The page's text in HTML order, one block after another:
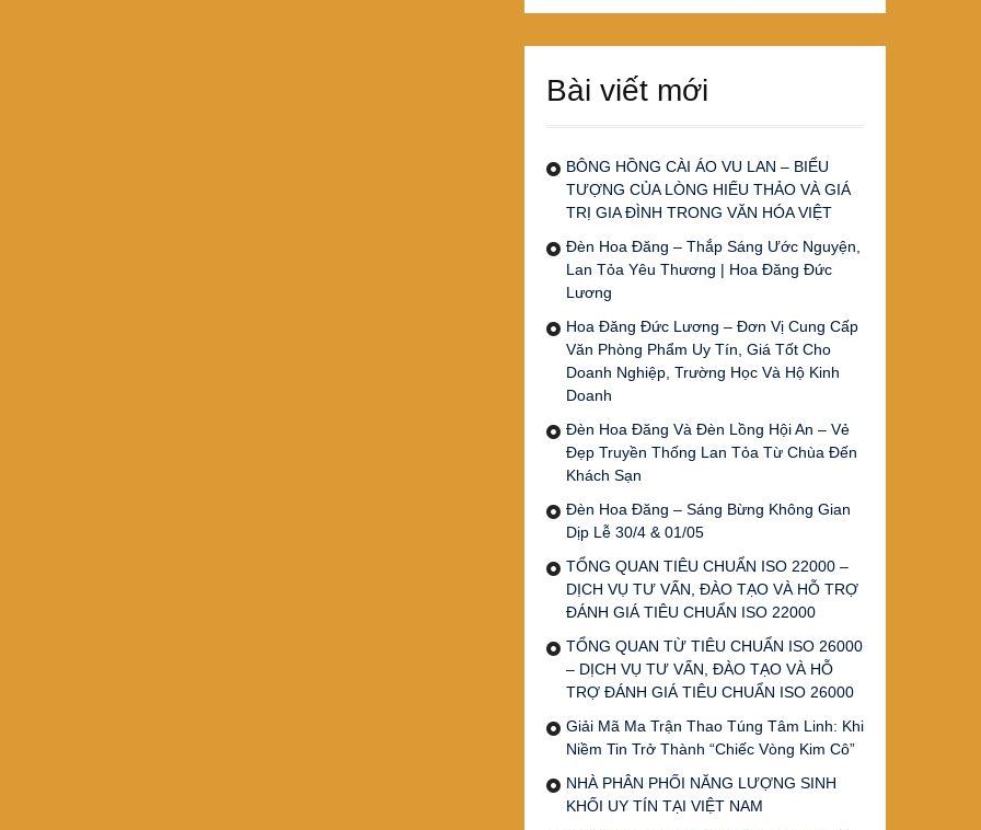
Bài viết mới
BÔNG HỒNG CÀI ÁO VU LAN – BIỂU
TƯỢNG CỦA LÒNG HIẾU THẢO VÀ GIÁ
TRỊ GIA ĐÌNH TRONG VĂN HÓA VIỆT
Đèn Hoa Đăng – Thắp Sáng Ước Nguyện,
Lan Tỏa Yêu Thương | Hoa Đăng Đức
Lương
Hoa Đăng Đức Lương – Đơn Vị Cung Cấp
Văn Phòng Phẩm Uy Tín, Giá Tốt Cho
Doanh Nghiệp, Trường Học Và Hộ Kinh
Doanh
Đèn Hoa Đăng Và Đèn Lồng Hội An – Vẻ
Đẹp Truyền Thống Lan Tỏa Từ Chùa Đến
Khách Sạn
Đèn Hoa Đăng – Sáng Bừng Không Gian
Dịp Lễ 30/4 & 01/05
TỔNG QUAN TIÊU CHUẨN ISO 22000 –
DỊCH VỤ TƯ VẤN, ĐÀO TẠO VÀ HỖ TRỢ
ĐÁNH GIÁ TIÊU CHUẨN ISO 22000
TỔNG QUAN TỪ TIÊU CHUẨN ISO 26000
– DỊCH VỤ TƯ VẤN, ĐÀO TẠO VÀ HỖ
TRỢ ĐÁNH GIÁ TIÊU CHUẨN ISO 26000
Giải Mã Ma Trận Thao Túng Tâm Linh: Khi
Niềm Tin Trở Thành “Chiếc Vòng Kim Cô”
NHÀ PHÂN PHỐI NĂNG LƯỢNG SINH
KHỐI UY TÍN TẠI VIỆT NAM